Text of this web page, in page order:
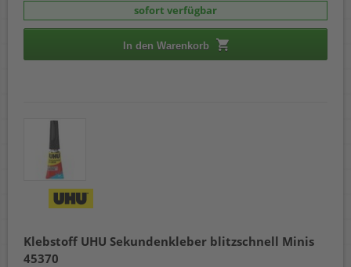
sofort verfügbar
In den Warenkorb
Klebstoff UHU Sekundenkleber blitzschnell Minis
45370